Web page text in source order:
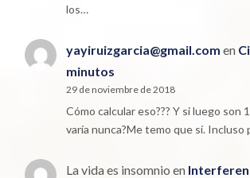
los…
yayiruizgarcia@gmail.com en
minutos
29 de noviembre de 2018
Cómo calcular eso??? Y si luego son
varía nunca?Me temo que sí. Incluso
La vida es insomnio en